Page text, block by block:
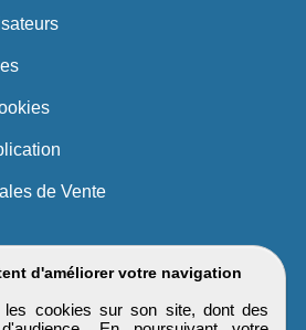
d'améliorer votre navigation
les cookies sur son site, dont des
de Vente